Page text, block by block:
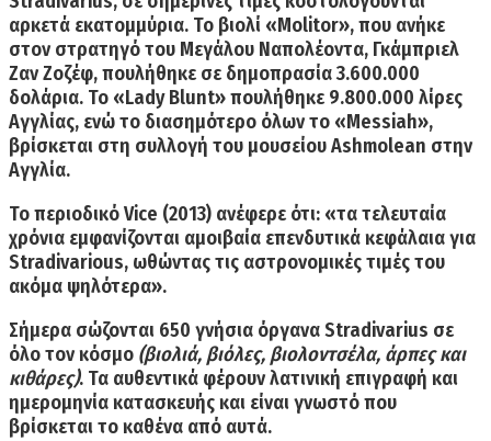
αρκετά εκατομμύρια. Το βιολί «Molitor»,που ανήκε
στον στρατηγό του Μεγάλου Ναπολέοντα, Γκάμπριελ
Ζαν Ζοζέφ, πουλήθηκε σε δημοπρασία 3.600.000
δολάρια. Το «Lady Blunt»πουλήθηκε 9.800.000 λίρες
Αγγλίας, ενώ το διασημότερο όλων το «Messiah»,
βρίσκεται στη συλλογή του μουσείουAshmolean στην
Αγγλία.
Το περιοδικό Vice (2013) ανέφερε ότι: «τα τελευταία
χρόνια εμφανίζονται αμοιβαία επενδυτικά κεφάλαιαγια
Stradivarious, ωθώντας τις αστρονομικές τιμές του
ακόμα ψηλότερα».
Σήμερα σώζονται 650 γνήσια όργαναStradivarius σε
όλο τον κόσμο (βιολιά, βιόλες, βιολοντσέλα, άρπες και
κιθάρες). Τα αυθεντικά φέρουνλατινική επιγραφή και
ημερομηνίακατασκευής και είναι γνωστό που
βρίσκεται το καθένα από αυτά.